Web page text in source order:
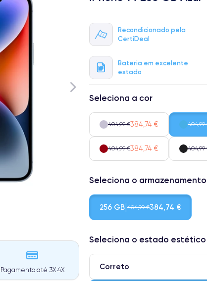
Pagamento até 3X 4X
Recondicionado pela
CertiDeal
Bateria em excelente
estado
Seleciona a cor
404,99 €384,74 € 404,99
404,99 €384,74 € 404,99
Seleciona o armazenamento
256 GB 404,99 €384,74 €
Seleciona o estado estético
Correto